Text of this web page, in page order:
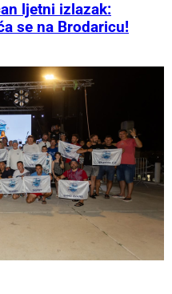
ljetni izlazak:
se na Brodaricu!